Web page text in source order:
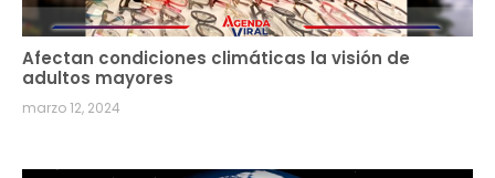
Afectan condiciones climáticas la visión de
adultos mayores
marzo 12, 2024